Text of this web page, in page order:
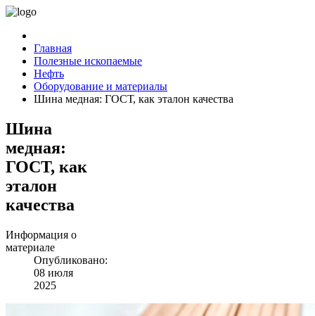
Главная
Полезные ископаемые
Нефть
Оборудование и материалы
Шина медная: ГОСТ, как эталон качества
Шина
медная:
ГОСТ, как
эталон
качества
Информация о
материале
Опубликовано:
08 июля
2025